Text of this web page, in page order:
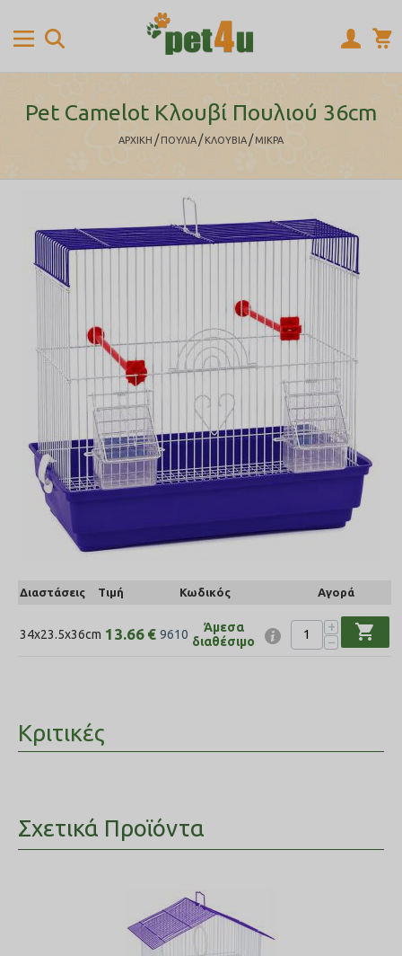
Pet Camelot Κλουβί Πουλιού 36cm
ΑΡΧΙΚΉ / ΠΟΥΛΙΑ / ΚΛΟΥΒΙΑ / ΜΙΚΡΑ
Διαστάσεις Τιμή Κωδικός Αγορά
34x23.5x36cm 13.66 € 9610
Άμεσα
διαθέσιμο
+
−
shopping_cart
Κριτικές
Σχετικά Προϊόντα